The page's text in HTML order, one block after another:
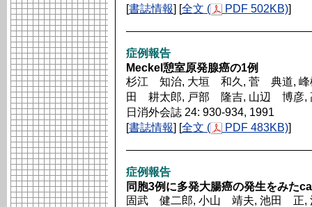
[書誌情報] [全文 ( PDF 502KB)]
症例報告
Meckel憩室原発腺癌の1例
杉江 知治, 大垣 和久, 菅 典道,
田 耕太郎, 戸部 隆吉, 山辺 博彦,
日消外会誌 24: 930-934, 1991
[書誌情報] [全文 ( PDF 483KB)]
症例報告
同胞3例に多発大腸癌の発生をみた
固武 健二郎, 小山 靖夫, 池田 正